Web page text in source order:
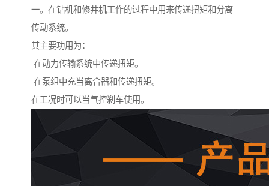
一。在钻机和修井机工作的过程中用来传递扭矩和分离
传动系统。
其主要功用为：
在动力传输系统中传递扭矩。
在泵组中充当离合器和传递扭矩。
在工况时可以当气控刹车使用。